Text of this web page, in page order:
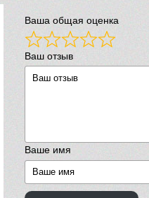
Ваша общая оценка
Ваш отзыв
Ваше имя